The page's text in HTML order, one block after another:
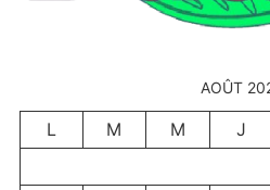
AOÛT
L M M J